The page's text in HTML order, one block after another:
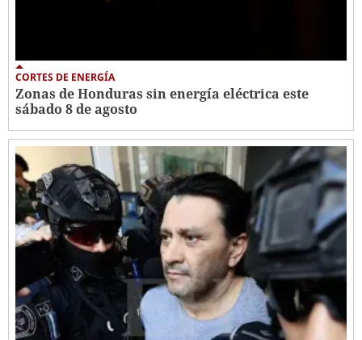
CORTES DE ENERGÍA
Zonas de Honduras sin energía eléctrica este
sábado 8 de agosto